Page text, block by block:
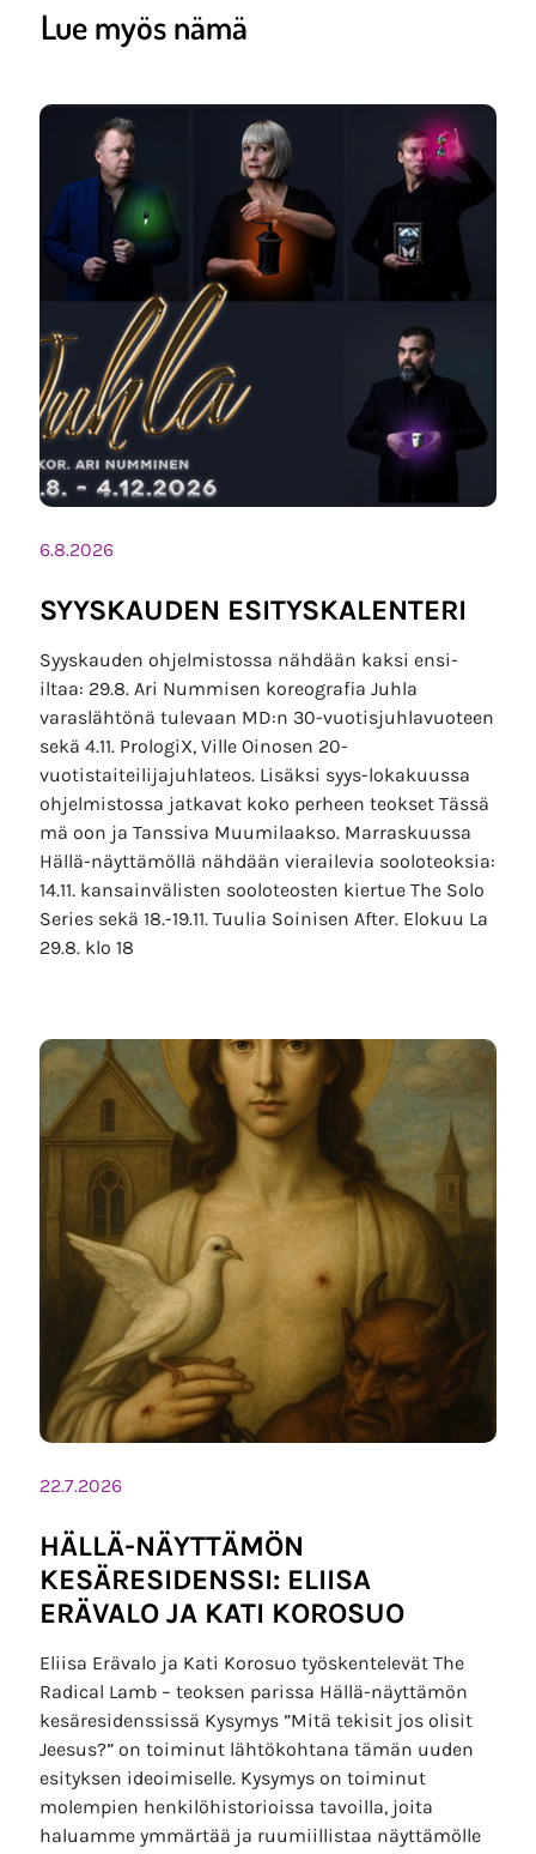
Lue myös nämä
6.8.2026
SYYSKAUDEN ESITYSKALENTERI
Syyskauden ohjelmistossa nähdään kaksi ensi-
iltaa: 29.8. Ari Nummisen koreografia Juhla
varaslähtönä tulevaan MD:n 30-vuotisjuhlavuoteen
sekä 4.11. PrologiX, Ville Oinosen 20-
vuotistaiteilijajuhlateos. Lisäksi syys-lokakuussa
ohjelmistossa jatkavat koko perheen teokset Tässä
mä oon ja Tanssiva Muumilaakso. Marraskuussa
Hällä-näyttämöllä nähdään vierailevia sooloteoksia:
14.11. kansainvälisten sooloteosten kiertue The Solo
Series sekä 18.-19.11. Tuulia Soinisen After. Elokuu La
29.8. klo 18
22.7.2026
HÄLLÄ-NÄYTTÄMÖN
KESÄRESIDENSSI: ELIISA
ERÄVALO JA KATI KOROSUO
Eliisa Erävalo ja Kati Korosuo työskentelevät The
Radical Lamb – teoksen parissa Hällä-näyttämön
kesäresidenssissä Kysymys ”Mitä tekisit jos olisit
Jeesus?” on toiminut lähtökohtana tämän uuden
esityksen ideoimiselle. Kysymys on toiminut
molempien henkilöhistorioissa tavoilla, joita
haluamme ymmärtää ja ruumiillistaa näyttämölle